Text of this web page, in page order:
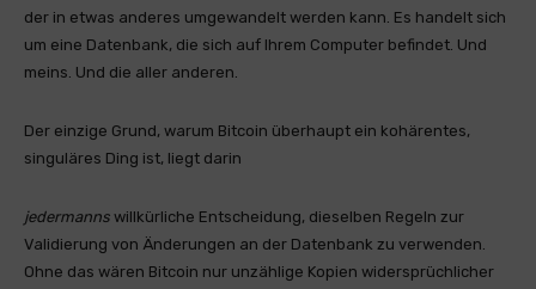
der in etwas anderes umgewandelt werden kann. Es handelt sich
um eine Datenbank, die sich auf Ihrem Computer befindet. Und
meins. Und die aller anderen.
Der einzige Grund, warum Bitcoin überhaupt ein kohärentes,
singuläres Ding ist, liegt darin
jedermanns willkürliche Entscheidung, dieselben Regeln zur
Validierung von Änderungen an der Datenbank zu verwenden.
Ohne das wären Bitcoin nur unzählige Kopien widersprüchlicher